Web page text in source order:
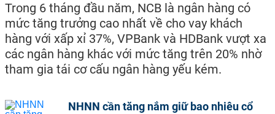
Trong 6 tháng đầu năm, NCB là ngân hàng có
mức tăng trưởng cao nhất về cho vay khách
hàng với xấp xỉ 37%, VPBank và HDBank vượt xa
các ngân hàng khác với mức tăng trên 20% nhờ
tham gia tái cơ cấu ngân hàng yếu kém.
NHNN cần tăng nắm giữ bao nhiêu cổ